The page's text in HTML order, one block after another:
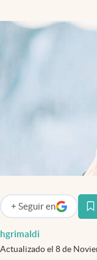
Apertura
Mediakit
abre en nueva pestaña
hgrimaldi
Actualizado el 8 de
+ Seguir en
abre en nueva pestaña